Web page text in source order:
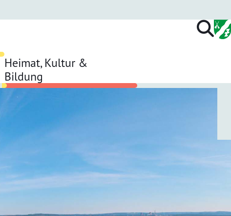
Heimat, Kultur &
Bildung